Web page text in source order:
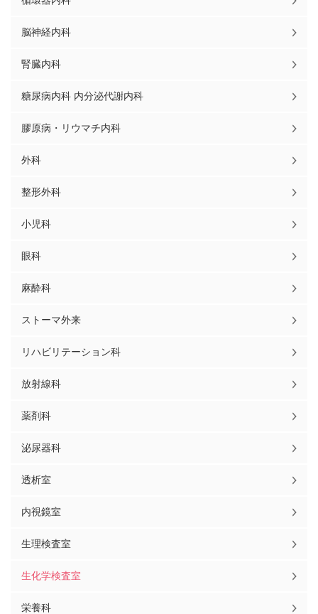
脳神経内科
腎臓内科
糖尿病内科 内分泌代謝内科
膠原病・リウマチ内科
外科
整形外科
小児科
眼科
麻酔科
ストーマ外来
リハビリテーション科
放射線科
薬剤科
泌尿器科
透析室
内視鏡室
生理検査室
生化学検査室
栄養科